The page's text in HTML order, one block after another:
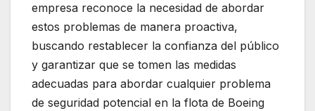
empresa reconoce la necesidad de abordar
estos problemas de manera proactiva,
buscando restablecer la confianza del público
y garantizar que se tomen las medidas
adecuadas para abordar cualquier problema
de seguridad potencial en la flota de Boeing